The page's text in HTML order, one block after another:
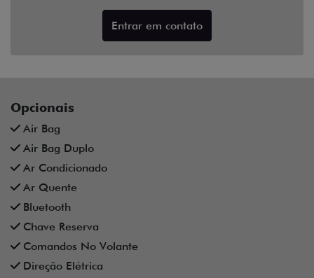
Entrar em contato
Opcionais
Air Bag
Air Bag Duplo
Ar Condicionado
Ar Quente
Bluetooth
Chave Reserva
Comandos No Volante
Direção Elétrica